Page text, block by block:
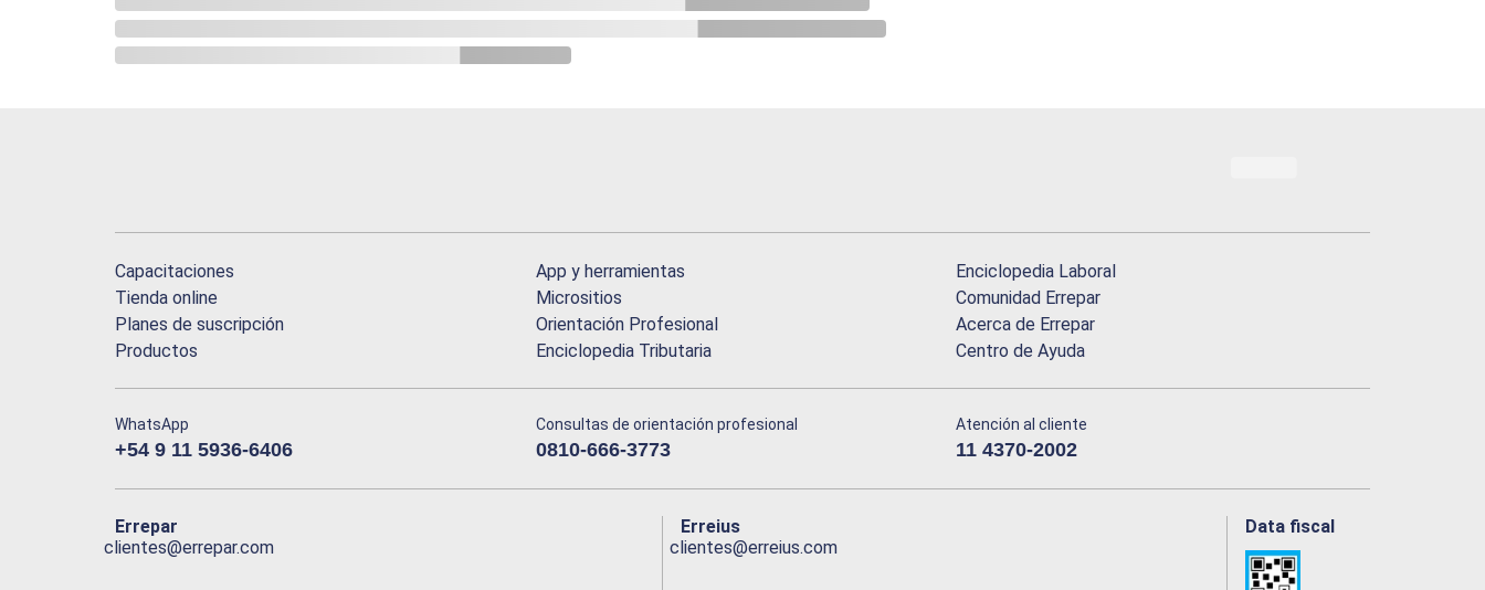
Capacitaciones
Tienda online
Planes de suscripción
Productos
App y herramientas
Micrositios
Orientación Profesional
Enciclopedia Tributaria
Enciclopedia Laboral
Comunidad Errepar
Acerca de Errepar
Centro de Ayuda
WhatsApp
+54 9 11 5936-6406
Consultas de orientación profesional
0810-666-3773
Atención al cliente
11 4370-2002
Errepar
clientes@errepar.com
Erreius
clientes@erreius.com
Data fiscal